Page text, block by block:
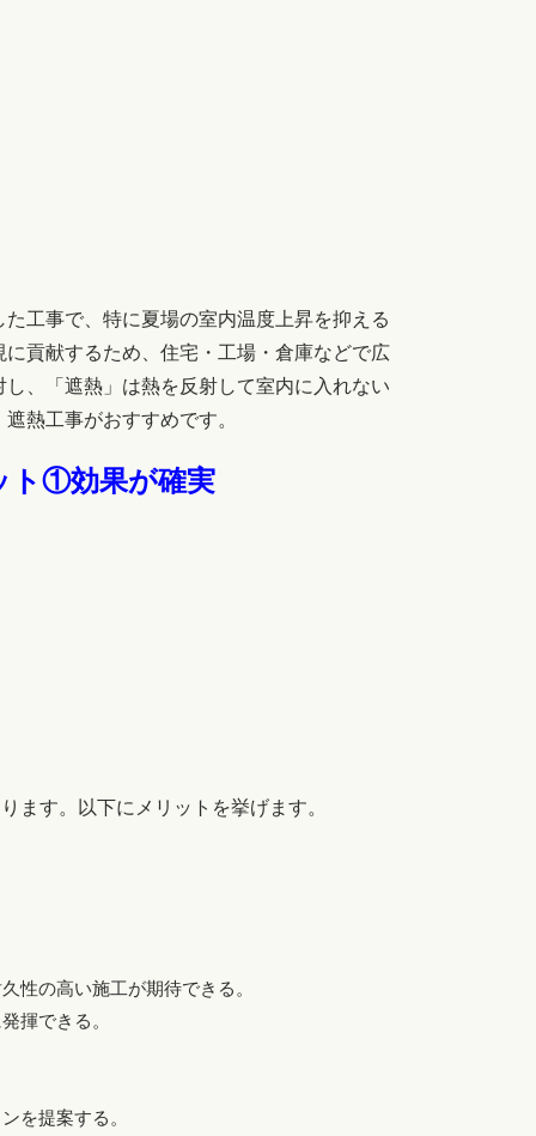
た工事で、特に夏場の室内温度上昇を抑える
貢献するため、住宅・工場・倉庫などで広
、「遮熱」は熱を反射して室内に入れない
熱工事がおすすめです。
ト①効果が確実
ます。以下にメリットを挙げます。
性の高い施工が期待できる。
揮できる。
を提案する。